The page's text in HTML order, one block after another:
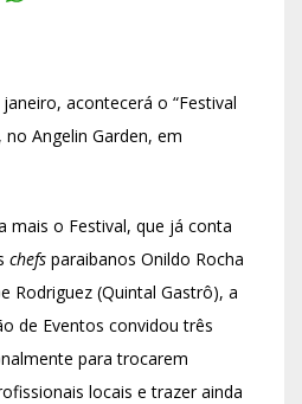
acontecerá o “Festival
Angelin Garden, em
mais o Festival, que já conta
chefs paraibanos Onildo Rocha
Rodriguez (Quintal Gastrô), a
de Eventos convidou três
para trocarem
locais e trazer ainda